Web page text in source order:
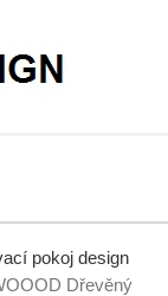
pokoj design
Dřevěný